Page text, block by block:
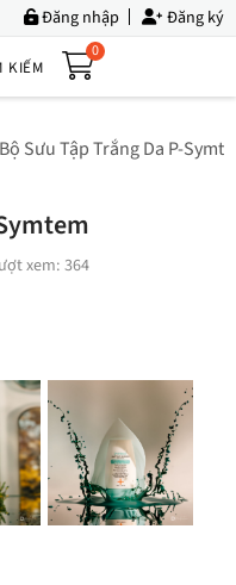
Đăng nhập Đăng ký
KIẾM
0
Bộ Sưu Tập Trắng Da P-
xem: 364